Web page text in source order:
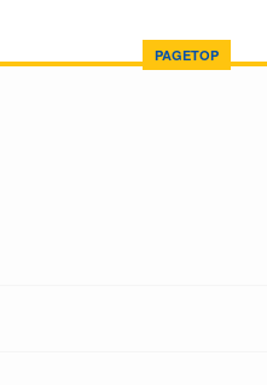
PAGETOP